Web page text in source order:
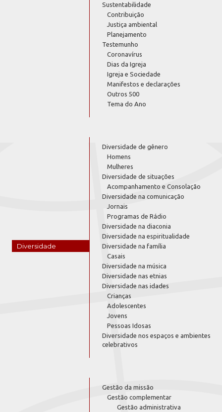
Sustentabilidade
Contribuição
Justiça ambiental
Planejamento
Testemunho
Coronavírus
Dias da Igreja
Igreja e Sociedade
Manifestos e declarações
Outros 500
Tema do Ano
Diversidade
Diversidade de gênero
Homens
Mulheres
Diversidade de situações
Acompanhamento e Consolação
Diversidade na comunicação
Jornais
Programas de Rádio
Diversidade na diaconia
Diversidade na espiritualidade
Diversidade na família
Casais
Diversidade na música
Diversidade nas etnias
Diversidade nas idades
Crianças
Adolescentes
Jovens
Pessoas Idosas
Diversidade nos espaços e ambientes
celebrativos
Gestão da missão
Gestão complementar
Gestão administrativa